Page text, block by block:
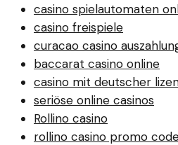
casino spielautomaten
casino freispiele
curacao casino
baccarat casino online
casino mit deutscher
seriöse online casinos
Rollino casino
rollino casino promo